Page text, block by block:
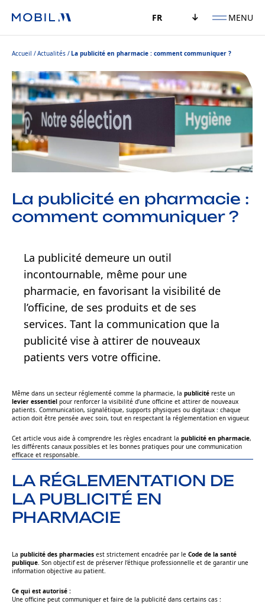
FR MENU
Accueil Actualités La publicité en pharmacie : comment communiquer ?
La publicité en pharmacie :
comment communiquer ?
La publicité demeure un outil
incontournable, même pour une
pharmacie, en favorisant la visibilité de
l’officine, de ses produits et de ses
services. Tant la communication que la
publicité vise à attirer de nouveaux
patients vers votre officine.
Même dans un secteur réglementé comme la pharmacie, la publicité reste un
levier essentiel pour renforcer la visibilité d’une officine et attirer de nouveaux
patients. Communication, signalétique, supports physiques ou digitaux : chaque
action doit être pensée avec soin, tout en respectant la réglementation en vigueur.
Cet article vous aide à comprendre les règles encadrant la publicité en pharmacie,
les différents canaux possibles et les bonnes pratiques pour une communication
efficace et responsable.
LA RÉGLEMENTATION DE
LA PUBLICITÉ EN
PHARMACIE
La publicité des pharmacies est strictement encadrée par le Code de la santé
publique . Son objectif est de préserver l’éthique professionnelle et de garantir une
information objective au patient.
Ce qui est autorisé :
Une officine peut communiquer et faire de la publicité dans certains cas :